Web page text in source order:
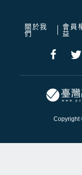
關於我
們
會員
益
Copyright